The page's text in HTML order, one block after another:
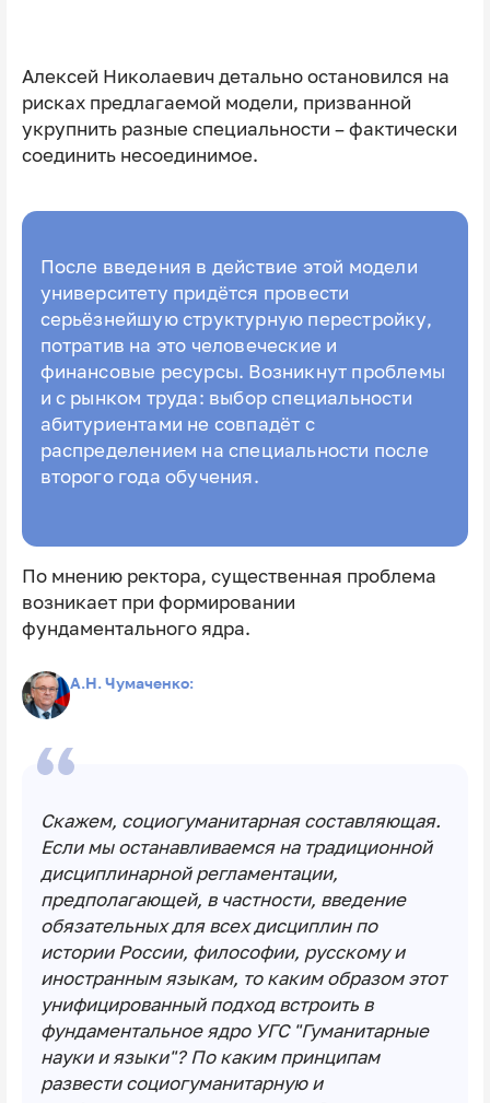
Алексей Николаевич детально остановился на
рисках предлагаемой модели, призванной
укрупнить разные специальности – фактически
соединить несоединимое.
После введения в действие этой модели
университету придётся провести
серьёзнейшую структурную перестройку,
потратив на это человеческие и
финансовые ресурсы. Возникнут проблемы
и с рынком труда: выбор специальности
абитуриентами не совпадёт с
распределением на специальности после
второго года обучения.
По мнению ректора, существенная проблема
возникает при формировании
фундаментального ядра.
А.Н. Чумаченко:
Скажем, социогуманитарная составляющая.
Если мы останавливаемся на традиционной
дисциплинарной регламентации,
предполагающей, в частности, введение
обязательных для всех дисциплин по
истории России, философии, русскому и
иностранным языкам, то каким образом этот
унифицированный подход встроить в
фундаментальное ядро УГС "Гуманитарные
науки и языки"? По каким принципам
развести социогуманитарную и